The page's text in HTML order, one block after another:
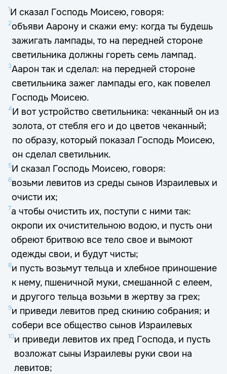
1И сказал Господь Моисею, говоря:
2объяви Аарону и скажи ему: когда ты будешь
зажигать лампады, то на передней стороне
светильника должны гореть семь лампад.
3Аарон так и сделал: на передней стороне
светильника зажег лампады его, как повелел
Господь Моисею.
4И вот устройство светильника: чеканный он из
золота, от стебля его и до цветов чеканный;
по образу, который показал Господь Моисею,
он сделал светильник.
5И сказал Господь Моисею, говоря:
6возьми левитов из среды сынов Израилевых и
очисти их;
7а чтобы очистить их, поступи с ними так:
окропи их очистительною водою, и пусть они
обреют бритвою все тело свое и вымоют
одежды свои, и будут чисты;
8и пусть возьмут тельца и хлебное приношение
к нему, пшеничной муки, смешанной с елеем,
и другого тельца возьми в жертву за грех;
9и приведи левитов пред скинию собрания; и
собери все общество сынов Израилевых
10и приведи левитов их пред Господа, и пусть
возложат сыны Израилевы руки свои на
левитов;